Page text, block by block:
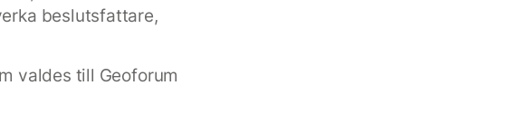
beslutsfattare,
valdes till Geoforum